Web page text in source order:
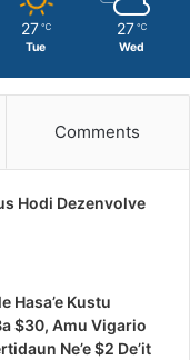
27 ℃
Tue
27 ℃
Wed
Comments
Hodi Dezenvolve
Hasa’e Kustu
$30, Amu Vigario
Ne’e $2 De’it